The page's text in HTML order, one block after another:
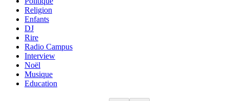
Religion
Enfants
DJ
Rire
Radio Campus
Interview
Noël
Musique
Education